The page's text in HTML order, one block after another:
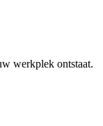
werkplek ontstaat.